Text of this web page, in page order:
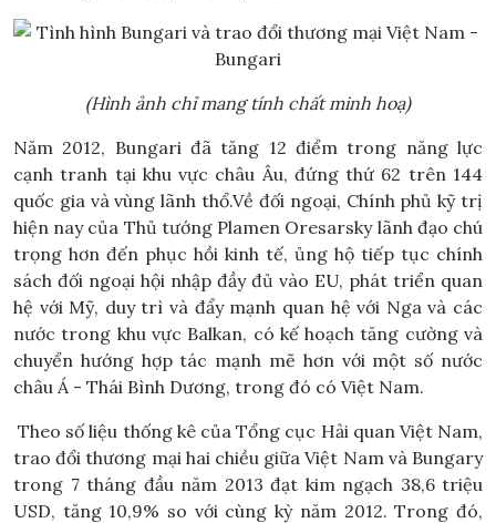
(Hình ảnh chỉ mang tính chất minh hoạ)
Năm 2012, Bungari đã tăng 12 điểm trong năng lực
cạnh tranh tại khu vực châu Âu, đứng thứ 62 trên 144
quốc gia và vùng lãnh thổ.Về đối ngoại, Chính phủ kỹ trị
hiện nay của Thủ tướng Plamen Oresarsky lãnh đạo chú
trọng hơn đến phục hồi kinh tế, ủng hộ tiếp tục chính
sách đối ngoại hội nhập đầy đủ vào EU, phát triển quan
hệ với Mỹ, duy trì và đẩy mạnh quan hệ với Nga và các
nước trong khu vực Balkan, có kế hoạch tăng cường và
chuyển hướng hợp tác mạnh mẽ hơn với một số nước
châu Á - Thái Bình Dương, trong đó có Việt Nam.
Theo số liệu thống kê của Tổng cục Hải quan Việt Nam,
trao đổi thương mại hai chiều giữa Việt Nam và Bungary
trong 7 tháng đầu năm 2013 đạt kim ngạch 38,6 triệu
USD, tăng 10,9% so với cùng kỳ năm 2012. Trong đó,